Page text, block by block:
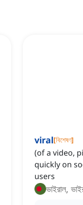
viral[বিশেষণ]
(of a video,
quickly on
users
ভাইরাল,